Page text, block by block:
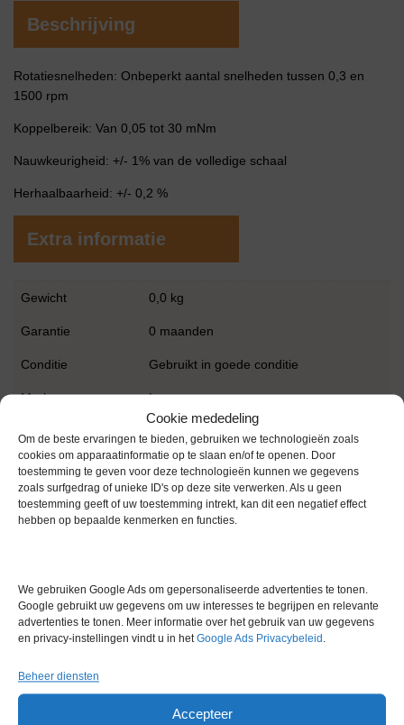
Cookie mededeling
Om de beste ervaringen te bieden, gebruiken we technologieën zoals
cookies om apparaatinformatie op te slaan en/of te openen. Door
toestemming te geven voor deze technologieën kunnen we gegevens
zoals surfgedrag of unieke ID's op deze site verwerken. Als u geen
toestemming geeft of uw toestemming intrekt, kan dit een negatief effect
hebben op bepaalde kenmerken en functies.
We gebruiken Google Ads om gepersonaliseerde advertenties te tonen.
Google gebruikt uw gegevens om uw interesses te begrijpen en relevante
advertenties te tonen. Meer informatie over het gebruik van uw gegevens
en privacy-instellingen vindt u in hetGoogle Ads Privacybeleid .
Beheer diensten
Accepteer
Beschrijving
Rotatiesnelheden: Onbeperkt aantal snelheden tussen 0,3 en
1500 rpm
Koppelbereik: Van 0,05 tot 30 mNm
Nauwkeurigheid: +/- 1% van de volledige schaal
Herhaalbaarheid: +/- 0,2 %
Extra informatie
Gewicht 0,0 kg
Garantie 0 maanden
Conditie Gebruikt in goede conditie
Merk Lamy
Gereserveerd